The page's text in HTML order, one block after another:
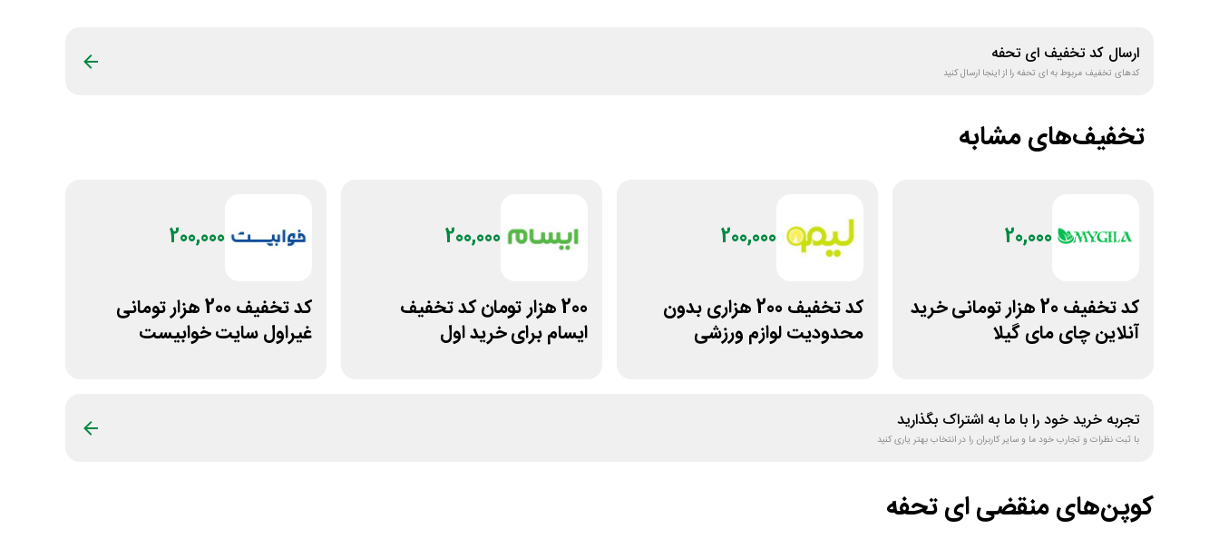
ارسال کد تخفیف ای تحفه
کدهای تخفیف مربوط بهای تحفهرا از اینجا ارسال کنید
تخفیف‌های مشابه
20,000
کد تخفیف 20 هزار تومانی خرید
آنلاین چای مای گیلا
200,000
کد تخفیف 200 هزاری بدون
محدودیت لوازم ورزشی
200,000
200 هزار تومان کد تخفیف
ایسام برای خرید اول
200,000
کد تخفیف 200 هزار تومانی
غیراول سایت خوابیست
تجربه خرید خود را با ما به اشتراک بگذارید
با ثبت نظرات و تجارب خود ما و سایر کاربران را در انتخاب بهتر یاری کنید
کوپن‌های منقضیای تحفه